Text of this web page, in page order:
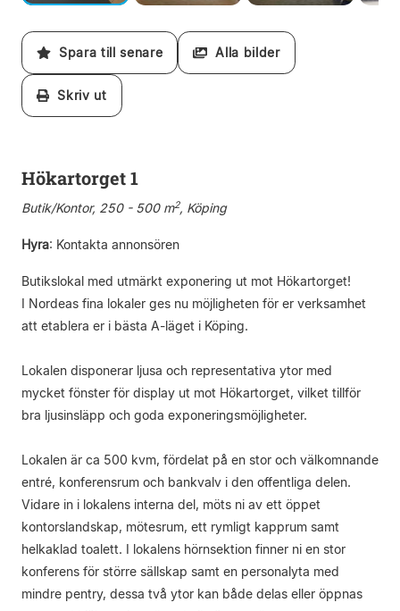
Spara till senare Alla bilder
Skriv ut
Hökartorget 1
Butik/Kontor, 250 - 500 m2, Köping
Hyra: Kontakta annonsören
Butikslokal med utmärkt exponering ut mot Hökartorget!
I Nordeas fina lokaler ges nu möjligheten för er verksamhet
att etablera er i bästa A-läget i Köping.
Lokalen disponerar ljusa och representativa ytor med
mycket fönster för display ut mot Hökartorget, vilket tillför
bra ljusinsläpp och goda exponeringsmöjligheter.
Lokalen är ca 500 kvm, fördelat på en stor och välkomnande
entré, konferensrum och bankvalv i den offentliga delen.
Vidare in i lokalens interna del, möts ni av ett öppet
kontorslandskap, mötesrum, ett rymligt kapprum samt
helkaklad toalett. I lokalens hörnsektion finner ni en stor
konferens för större sällskap samt en personalyta med
mindre pentry, dessa två ytor kan både delas eller öppnas